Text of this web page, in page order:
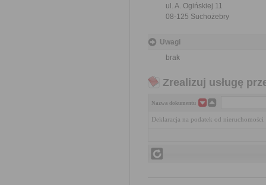
ul. A. Ogińskiej 11
08-125 Suchożebry
Uwagi
brak
Zrealizuj usługę
Nazwa dokumentu
Deklaracja na podatek od nieruchomości